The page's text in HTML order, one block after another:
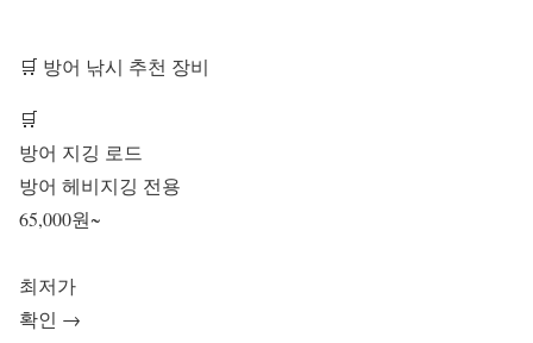
🛒 방어 낚시 추천 장비
🛒
방어 지깅 로드
방어 헤비지깅 전용
65,000원~
최저가
확인 →